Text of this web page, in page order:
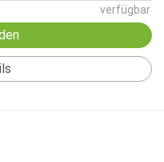
verfügbar